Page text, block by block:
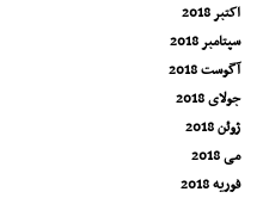
اکتبر 2018
سپتامبر 2018
آگوست 2018
جولای 2018
ژوئن 2018
می 2018
فوریه 2018